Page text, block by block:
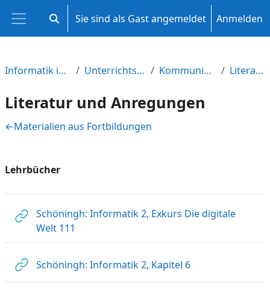
Zum Hauptinhalt
Website-Übersicht
Sucheingabe umschalten
Sie sind als Gast angemeldet Anmelden
Informatik in der Qualifikationsphase M-V Unterrichtsthemen und Aufgabenbereiche Kommunikation in vernetzten Systemen Literatur und Anregungen
Literatur und Anregungen
Abschnittsübersicht
←Materialien aus Fortbildungen
Lehrbücher
Schöningh: Informatik 2, Exkurs Die digitale
Welt 111
Schöningh: Informatik 2, Kapitel 6Link/URL